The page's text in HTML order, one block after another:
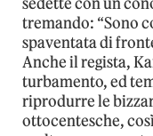
tremando: “Sono
spaventata di
Anche il regista,
turbamento, ed
riprodurre le
ottocentesche,